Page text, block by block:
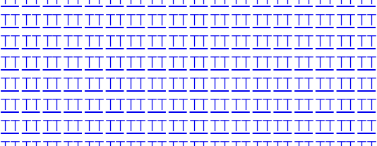
TTTTTTTTTTTTTTTTTTTTTTTTTTTTTTTTTTTT
TTTTTTTTTTTTTTTTTTTTTTTTTTTTTTTTTTTT
TTTTTTTTTTTTTTTTTTTTTTTTTTTTTTTTTTTT
TTTTTTTTTTTTTTTTTTTTTTTTTTTTTTTTTTTT
TTTTTTTTTTTTTTTTTTTTTTTTTTTTTTTTTTTT
TTTTTTTTTTTTTTTTTTTTTTTTTTTTTTTTTTTT